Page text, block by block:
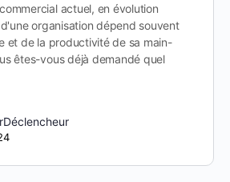
actuel, en évolution
organisation dépend souvent
et de la productivité de sa main-
êtes-vous déjà demandé quel